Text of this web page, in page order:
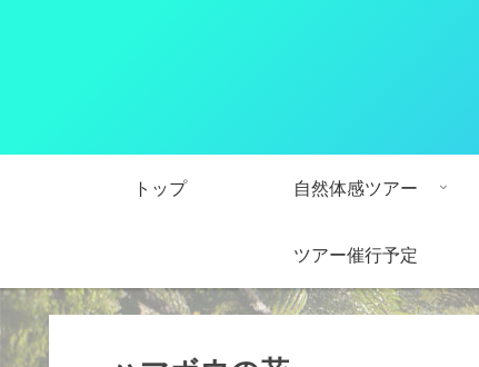
トップ 自然体感ツアー
ツアー催行予定